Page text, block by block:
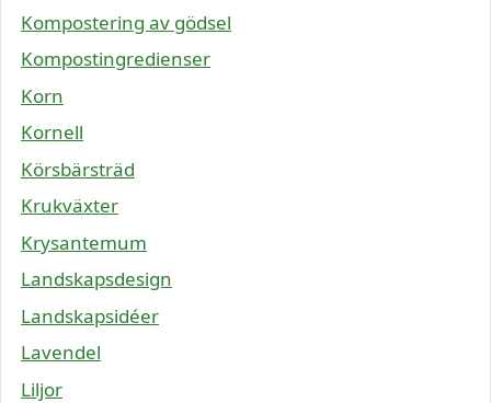
Kompostering av gödsel
Kompostingredienser
Korn
Kornell
Körsbärsträd
Krukväxter
Krysantemum
Landskapsdesign
Landskapsidéer
Lavendel
Liljor